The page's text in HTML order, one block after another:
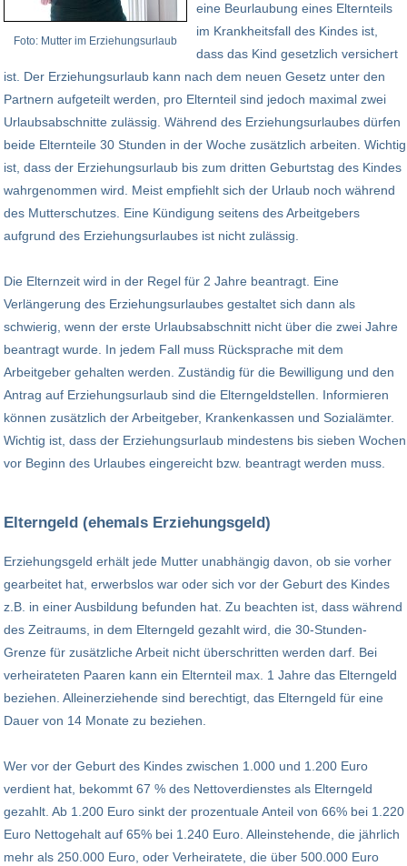
Foto: Mutter im Erziehungsurlaub
eine Beurlaubung eines Elternteils
im Krankheitsfall des Kindes ist,
dass das Kind gesetzlich versichert
ist. Der Erziehungsurlaub kann nach dem neuen Gesetz unter den
Partnern aufgeteilt werden, pro Elternteil sind jedoch maximal zwei
Urlaubsabschnitte zulässig. Während des Erziehungsurlaubes dürfen
beide Elternteile 30 Stunden in der Woche zusätzlich arbeiten. Wichtig
ist, dass der Erziehungsurlaub bis zum dritten Geburtstag des Kindes
wahrgenommen wird. Meist empfiehlt sich der Urlaub noch während
des Mutterschutzes. Eine Kündigung seitens des Arbeitgebers
aufgrund des Erziehungsurlaubes ist nicht zulässig.
Die Elternzeit wird in der Regel für 2 Jahre beantragt. Eine
Verlängerung des Erziehungsurlaubes gestaltet sich dann als
schwierig, wenn der erste Urlaubsabschnitt nicht über die zwei Jahre
beantragt wurde. In jedem Fall muss Rücksprache mit dem
Arbeitgeber gehalten werden. Zuständig für die Bewilligung und den
Antrag auf Erziehungsurlaub sind die Elterngeldstellen. Informieren
können zusätzlich der Arbeitgeber, Krankenkassen und Sozialämter.
Wichtig ist, dass der Erziehungsurlaub mindestens bis sieben Wochen
vor Beginn des Urlaubes eingereicht bzw. beantragt werden muss.
Elterngeld (ehemals Erziehungsgeld)
Erziehungsgeld erhält jede Mutter unabhängig davon, ob sie vorher
gearbeitet hat, erwerbslos war oder sich vor der Geburt des Kindes
z.B. in einer Ausbildung befunden hat. Zu beachten ist, dass während
des Zeitraums, in dem Elterngeld gezahlt wird, die 30-Stunden-
Grenze für zusätzliche Arbeit nicht überschritten werden darf. Bei
verheirateten Paaren kann ein Elternteil max. 1 Jahre das Elterngeld
beziehen. Alleinerziehende sind berechtigt, das Elterngeld für eine
Dauer von 14 Monate zu beziehen.
Wer vor der Geburt des Kindes zwischen 1.000 und 1.200 Euro
verdient hat, bekommt 67 % des Nettoverdienstes als Elterngeld
gezahlt. Ab 1.200 Euro sinkt der prozentuale Anteil von 66% bei 1.220
Euro Nettogehalt auf 65% bei 1.240 Euro. Alleinstehende, die jährlich
mehr als 250.000 Euro, oder Verheiratete, die über 500.000 Euro